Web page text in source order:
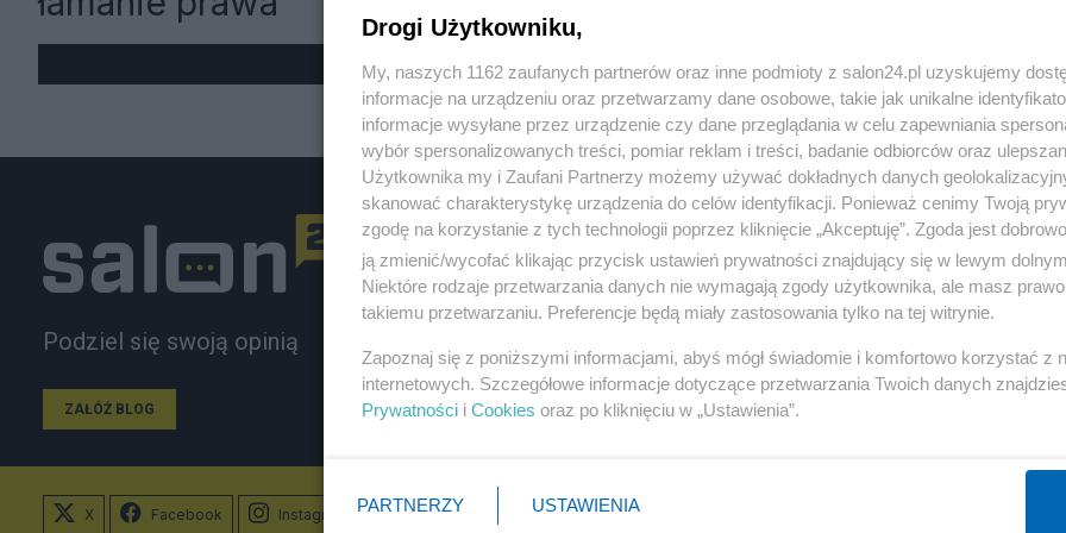
« WRÓĆ DO NOTKI
Podziel się swoją opinią
ZAŁÓŻ BLOG
Polityka
PiS
Rząd
NATO
KO
Gospodarka
Biznes
Pieniądze
Inwestycje
Podatki
X Facebook Instagram
Drogi Użytkowniku,
My, naszych 1162 zaufanych partnerów oraz inne podmioty z salon24.pl uzyskujemy
informacje na urządzeniu oraz przetwarzamy dane osobowe, takie jak unikalne
informacje wysyłane przez urządzenie czy dane przeglądania w celu zapewniania
wybór spersonalizowanych treści, pomiar reklam i treści, badanie odbiorców oraz
Użytkownika my i Zaufani Partnerzy możemy używać dokładnych danych
skanować charakterystykę urządzenia do celów identyfikacji. Ponieważ cenimy Twoją
zgodę na korzystanie z tych technologii poprzez kliknięcie „Akceptuję”. Zgoda jest
ją zmienić/wycofać klikając przycisk ustawień prywatności znajdujący się w lewym
Niektóre rodzaje przetwarzania danych nie wymagają zgody użytkownika, ale masz
takiemu przetwarzaniu. Preferencje będą miały zastosowania tylko na tej witrynie.
Zapoznaj się z poniższymi informacjami, abyś mógł świadomie i komfortowo korzystać z
internetowych. Szczegółowe informacje dotyczące przetwarzania Twoich danych
Prywatności i Cookies oraz po kliknięciu w „Ustawienia”.
PARTNERZY USTAWIENIA